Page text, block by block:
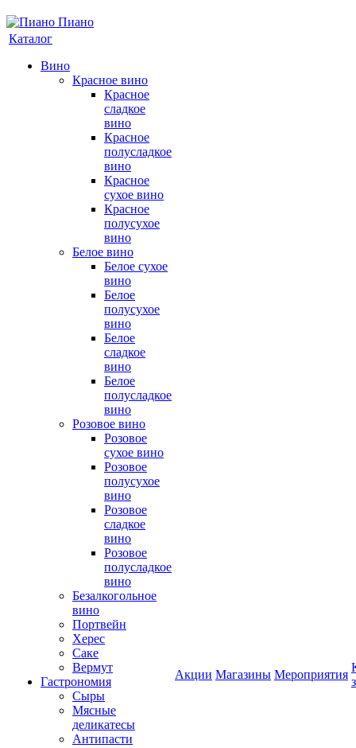
Каталог
Вино
Красное вино
Красное
сладкое
вино
Красное
полусладкое
вино
Красное
сухое вино
Красное
полусухое
вино
Белое вино
Белое сухое
вино
Белое
полусухое
вино
Белое
сладкое
вино
Белое
полусладкое
вино
Розовое вино
Розовое
сухое вино
Розовое
полусухое
вино
Розовое
сладкое
вино
Розовое
полусладкое
вино
Безалкогольное
вино
Портвейн
Херес
Саке
Вермут
Гастрономия
Сыры
Мясные
деликатесы
Антипасти
Акции Магазины Мероприятия